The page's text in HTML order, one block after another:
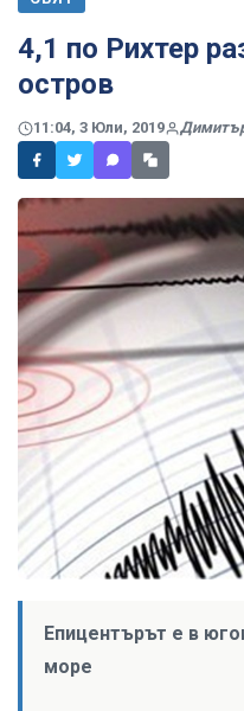
4,1 по Рихтер
остров
11:04, 3 Юли, 2019
Епицентърът е в
море